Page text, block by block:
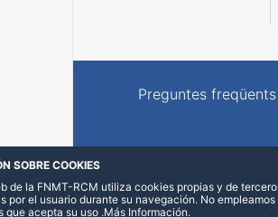
Preguntes freqüents
SOBRE COOKIES
de la FNMT-RCM utiliza cookies propias y de
por el usuario durante su navegación. No
que acepta su uso .Más Información.